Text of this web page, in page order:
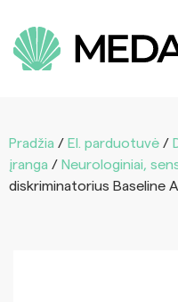
Pradžia / El. parduotuvė /
įranga / Neurologiniai,
diskriminatorius Baseline